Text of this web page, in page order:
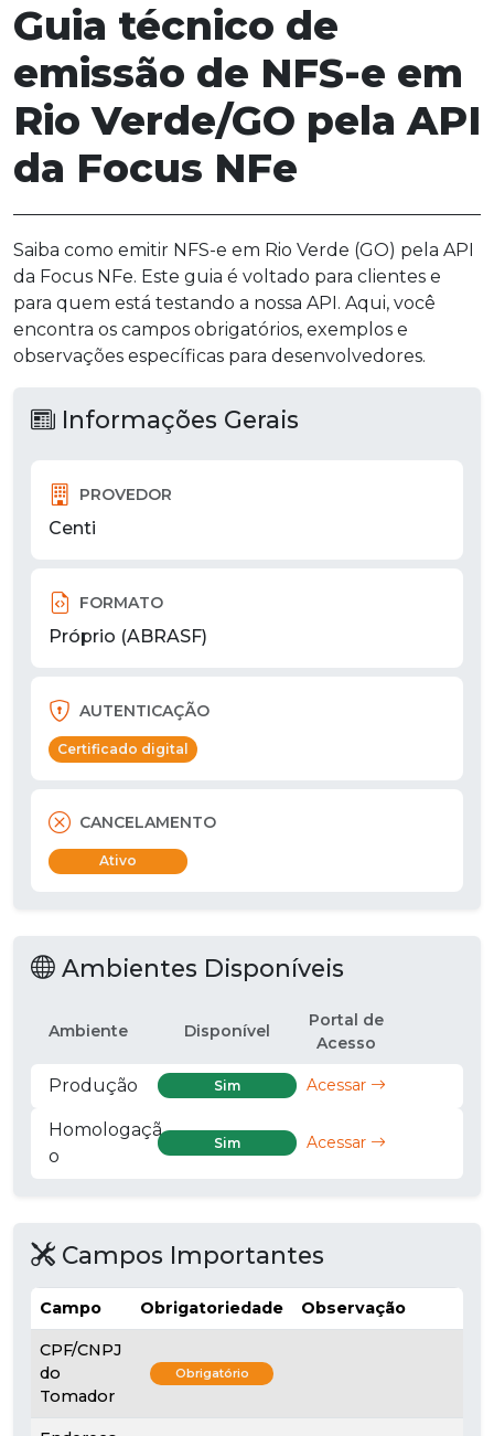
Guia técnico de
emissão de NFS-e em
Rio Verde/GO pela API
da Focus NFe
Saiba como emitir NFS-e em Rio Verde (GO) pela API
da Focus NFe. Este guia é voltado para clientes e
para quem está testando a nossa API. Aqui, você
encontra os campos obrigatórios, exemplos e
observações específicas para desenvolvedores.
Informações Gerais
PROVEDOR
Centi
FORMATO
Próprio (ABRASF)
AUTENTICAÇÃO
Certificado digital
CANCELAMENTO
Ativo
Ambientes Disponíveis
Ambiente Disponível
Portal de
Acesso
Produção Sim Acessar
Homologaçã
o
Sim Acessar
Campos Importantes
Campo Obrigatoriedade Observação
CPF/CNPJ
do
Tomador
Obrigatório